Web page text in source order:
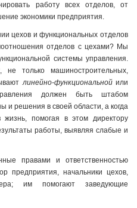
работу всех отделов, от
экономики предприятия.
цехов и функциональных отделов
отделов с цехами? Мы
системы управления.
только машиностроительных,
линейно-функциональнойили
должен быть штабом
и решения в своей области, а когда
помогая в этом директору
работы, выявляя слабые и
правами и ответственностью
предприятия, начальники цехов,
им помогают заведующие